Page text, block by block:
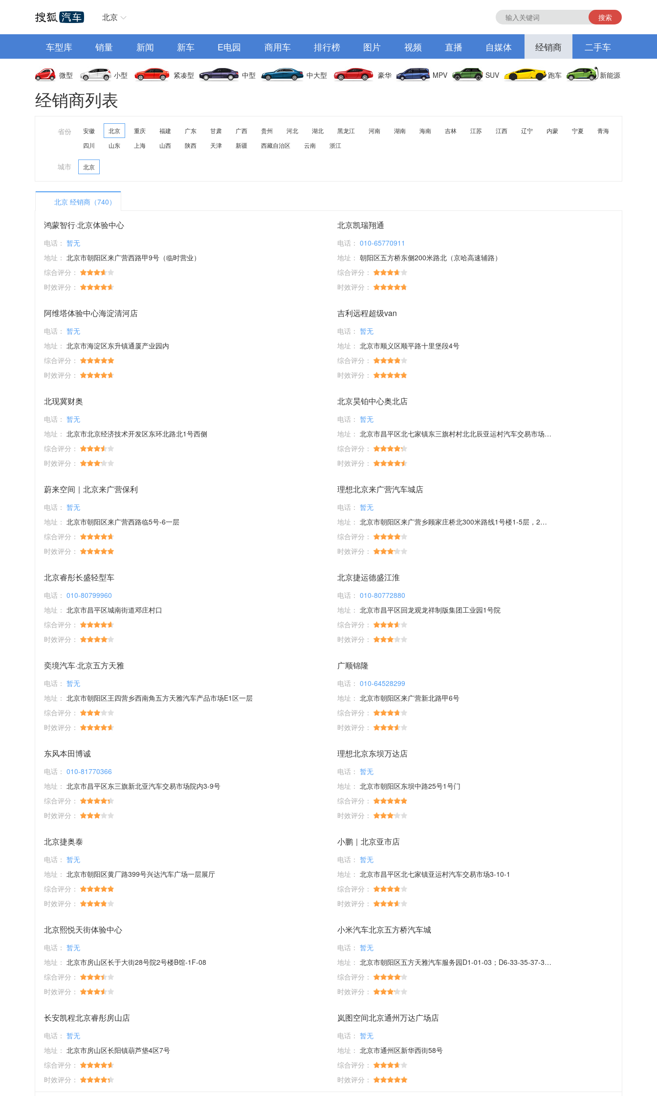
北京 搜索
车型库 销量 新闻 新车 E电园 商用车 排行榜 图片 视频 直播 自媒体 经销商 二手车
微型 小型 紧凑型 中型 中大型 豪华 MPV SUV 跑车 新能源
经销商列表
省份 安徽 北京 重庆 福建 广东 甘肃 广西 贵州 河北 湖北 黑龙江 河南 湖南 海南 吉林 江苏 江西 辽宁 内蒙 宁夏
青海
四川
山东 上海 山西 陕西 天津 新疆 西藏自治区 云南 浙江
城市 北京
北京 经销商（740）
鸿蒙智行·北京体验中心
电话： 暂无
地址： 北京市朝阳区来广营西路甲9号（临时营业）
综合评分：
时效评分：
北京凯瑞翔通
电话： 010-65770911
地址： 朝阳区五方桥东侧200米路北（京哈高速辅路）
综合评分：
时效评分：
阿维塔体验中心海淀清河店
电话： 暂无
地址： 北京市海淀区东升镇通厦产业园内
综合评分：
时效评分：
吉利远程超级van
电话： 暂无
地址： 北京市顺义区顺平路十里堡段4号
综合评分：
时效评分：
北现冀财奥
电话： 暂无
地址： 北京市北京经济技术开发区东环北路北1号西侧
综合评分：
时效评分：
北京昊铂中心奥北店
电话： 暂无
地址： 北京市昌平区北七家镇东三旗村村北北辰亚运村汽车交易市场内A五区5号
综合评分：
时效评分：
蔚来空间｜北京来广营保利
电话： 暂无
地址： 北京市朝阳区来广营西路临5号-6一层
综合评分：
时效评分：
理想北京来广营汽车城店
电话： 暂无
地址： 北京市朝阳区来广营乡顾家庄桥北300米路线1号楼1-5层，2号楼3层
综合评分：
时效评分：
北京睿彤长盛轻型车
电话： 010-80799960
地址： 北京市昌平区城南街道邓庄村口
综合评分：
时效评分：
北京捷运德盛江淮
电话： 010-80772880
地址： 北京市昌平区回龙观龙祥制版集团工业园1号院
综合评分：
时效评分：
奕境汽车·北京五方天雅
电话： 暂无
地址： 北京市朝阳区王四营乡西南角五方天雅汽车产品市场E1区一层
综合评分：
时效评分：
广顺锦隆
电话： 010-64528299
地址： 北京市朝阳区来广营新北路甲6号
综合评分：
时效评分：
东风本田博诚
电话： 010-81770366
地址： 北京市昌平区东三旗新北亚汽车交易市场院内3-9号
综合评分：
时效评分：
理想北京东坝万达店
电话： 暂无
地址： 北京市朝阳区东坝中路25号1号门
综合评分：
时效评分：
北京捷奥泰
电话： 暂无
地址： 北京市朝阳区黄厂路399号兴达汽车广场一层展厅
综合评分：
时效评分：
小鹏｜北京亚市店
电话： 暂无
地址： 北京市昌平区北七家镇亚运村汽车交易市场3-10-1
综合评分：
时效评分：
北京熙悦天街体验中心
电话： 暂无
地址： 北京市房山区长于大街28号院2号楼B馆-1F-08
综合评分：
时效评分：
小米汽车北京五方桥汽车城
电话： 暂无
地址： 北京市朝阳区五方天雅汽车服务园D1-01-03；D6-33-35-37-39-41-43-45-47-49-51；D7-42-46-48-50-52-56-58-60-62-66
综合评分：
时效评分：
长安凯程北京睿彤房山店
电话： 暂无
地址： 北京市房山区长阳镇葫芦垡4区7号
综合评分：
时效评分：
岚图空间北京通州万达广场店
电话： 暂无
地址： 北京市通州区新华西街58号
综合评分：
时效评分：